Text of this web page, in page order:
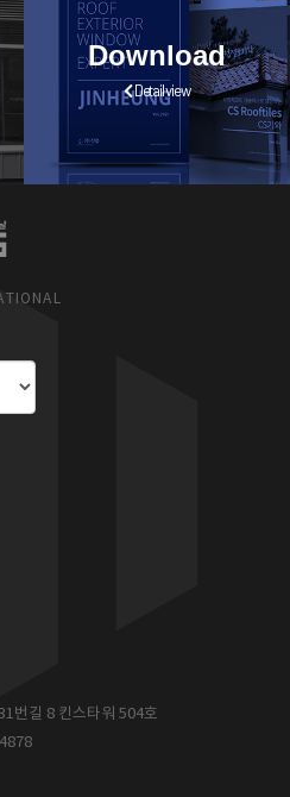
Download
Detail view
번길 8 킨스타워 504호